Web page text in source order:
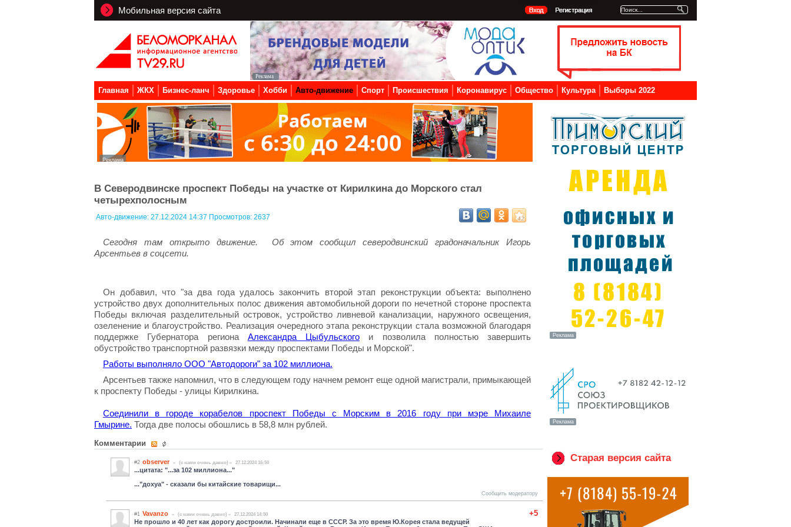
Мобильная версия сайта
Главная ЖКХ Бизнес-ланч Здоровье Хобби Авто-движение Спорт Происшествия Коронавирус Общество Культура Выборы 2022
В Северодвинске проспект Победы на участке от Кирилкина до Морского стал
четырехполосным
Авто-движение: 27.12.2024 14:37 Просмотров: 2637
Сегодня там открыто движение. Об этом сообщил северодвинский градоначальник Игорь
Арсентьев в соцсети.
Он добавил, что "за два года удалось закончить второй этап реконструкции объекта: выполнено
устройство двух дополнительных полос движения автомобильной дороги по нечетной стороне проспекта
Победы включая разделительный островок, устройство ливневой канализации, наружного освещения,
озеленение и благоустройство. Реализация очередного этапа реконструкции стала возможной благодаря
поддержке Губернатора региона Александра Цыбульского и позволила полностью завершить
обустройство транспортной развязки между проспектами Победы и Морской".
Работы выполняло ООО "Автодороги" за 102 миллиона.
Арсентьев также напомнил, что в следующем году начнем ремонт еще одной магистрали, примыкающей
к проспекту Победы - улицы Кирилкина.
Соединили в городе корабелов проспект Победы с Морским в 2016 году при мэре Михаиле
Гмырине. Тогда две полосы обошлись в 58,8 млн рублей.
Комментарии
#2 observer (c нами очень давно) 27.12.2024 16:50
...цитата: "...за 102 миллиона..."
..."дохуа" - сказали бы китайские товарищи...
Сообщить модератору
+5
#1 Vavanzo (c нами очень давно) 27.12.2024 14:50
Не прошло и 40 лет как дорогу достроили. Начинали еще в СССР. За это время Ю.Корея стала ведущей
Старая версия сайта